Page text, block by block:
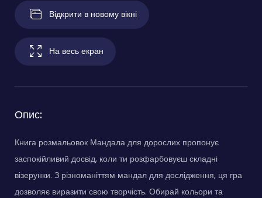
Відкрити в новому вікні
На весь екран
Опис:
Книга розмальовок Мандала для дорослих пропонує
заспокійливий досвід, коли ти розфарбовуєш складні
візерунки. З різноманіттям мандал для дослідження, ця гра
дозволяє виразити свою творчість. Обирай кольори та